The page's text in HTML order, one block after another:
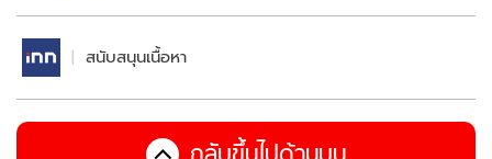
สนับสนุนเนื้อหา